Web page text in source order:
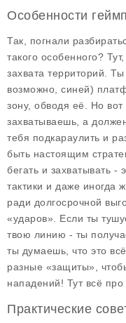
Особенности
Так, погнали
такого особенного?
захвата территорий.
возможно, синей)
зону, обводя её. Но
захватываешь, а
тебя подкараулить и
быть настоящим
бегать и захватывать
тактики и даже иногда
ради долгосрочной
«ударов». Если ты
твою линию - ты
ты думаешь, что это
разные «защиты»,
нападений! Тут всё про
Практические